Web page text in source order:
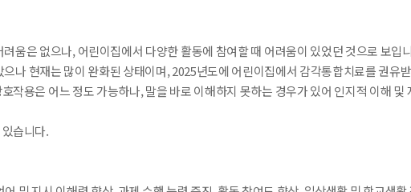
움은 없으나, 어린이집에서 다양한 활동에 참여할 때 어려움이 있었던 것으로 보입
나 현재는 많이 완화된 상태이며, 2025년도에 어린이집에서 감각통합치료를 권유
작용은 어느 정도 가능하나, 말을 바로 이해하지 못하는 경우가 있어 인지적 이해 및
습니다.